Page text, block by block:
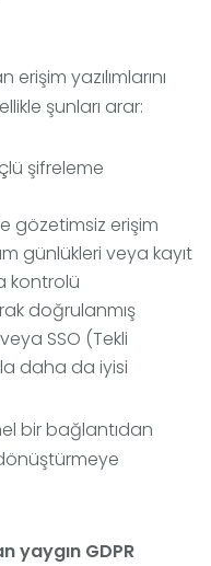
yazılımlarını
şunları arar:
şifreleme
gözetimsiz erişim
günlükleri veya kayıt
kontrolü
doğrulanmış
SSO (Tekli
daha da iyisi
bir bağlantıdan
yaygın GDPR